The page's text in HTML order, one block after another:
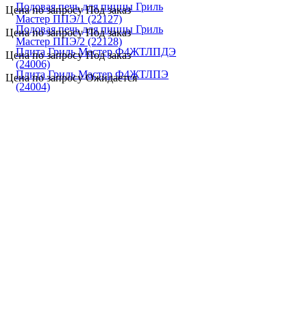
Подовая печь для пиццы Гриль
Мастер ППЭ/1 (22127)
Цена по запросуПод заказ
Подовая печь для пиццы Гриль
Мастер ППЭ/2 (22128)
Цена по запросуПод заказ
Плита Гриль Мастер Ф4ЖТЛПДЭ
(24006)
Цена по запросуПод заказ
Плита Гриль Мастер Ф4ЖТЛПЭ
(24004)
Цена по запросуОжидается